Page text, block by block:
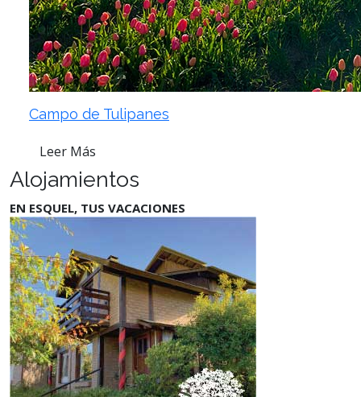
Campo de Tulipanes
Leer Más
Alojamientos
EN ESQUEL, TUS VACACIONES